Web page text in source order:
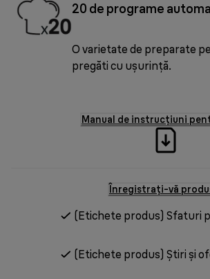
20 de programe
O varietate de preparate
pregăti cu ușurință.
Manual de instrucțiuni
Înregistrați-vă
(Etichete produs) Sfaturi
(Etichete produs) Știri și